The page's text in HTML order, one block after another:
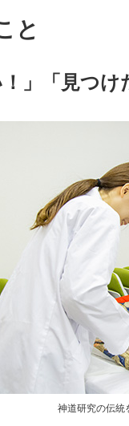
と
！」「見つ
神道研究の伝統